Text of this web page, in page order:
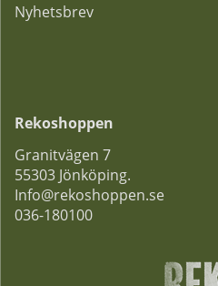
Nyhetsbrev
Rekoshoppen
Granitvägen 7
55303 Jönköping.
Info@rekoshoppen.se
036-180100